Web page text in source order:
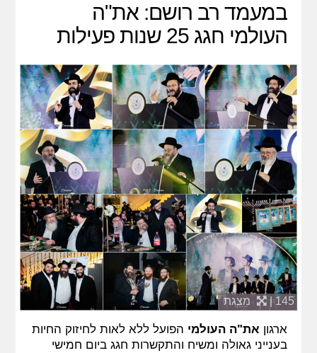
במעמד רב רושם: את"ה
העולמי חגג 25 שנות פעילות
145 | מצגת
ארגון את"ה העולמי הפועל ללא לאות לחיזוק החיות
בענייני גאולה ומשיח והתקשרות חגג ביום חמישי